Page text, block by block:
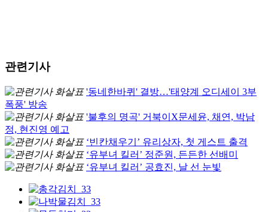
관련기사
'동네한바퀴' 결방…'태양계 오디세이 3부
폭풍' 방송
'불후의 명곡' 거북이X문세윤, 채연, 박남
정, 현진영 예고
‘빈칸채우기’ 유리상자, 첫 게스트 출격
‘유부녀 킬러’ 정준원, 든든한 선배미
‘유부녀 킬러’ 공효진, 날 선 눈빛